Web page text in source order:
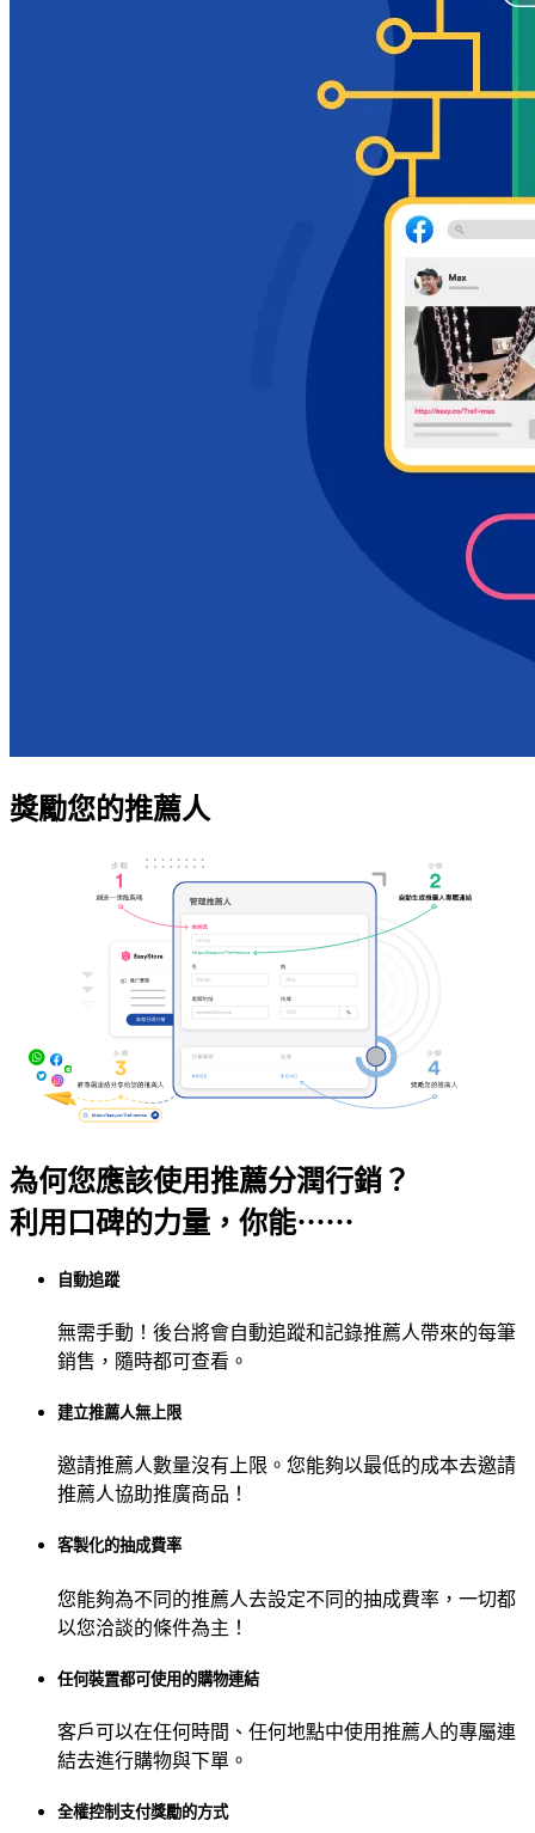
獎勵您的推薦人
為何您應該使用推薦分潤行銷？
利用口碑的力量，你能⋯⋯
自動追蹤
無需手動！後台將會自動追蹤和記錄推薦人帶來的每筆
銷售，隨時都可查看。
建立推薦人無上限
邀請推薦人數量沒有上限。您能夠以最低的成本去邀請
推薦人協助推廣商品！
客製化的抽成費率
您能夠為不同的推薦人去設定不同的抽成費率，一切都
以您洽談的條件為主！
任何裝置都可使用的購物連結
客戶可以在任何時間、任何地點中使用推薦人的專屬連
結去進行購物與下單。
全權控制支付獎勵的方式